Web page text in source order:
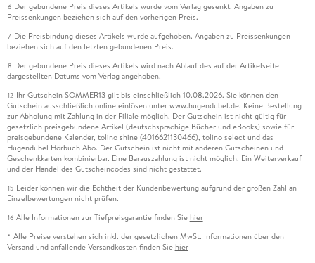
6 Der gebundene Preis dieses Artikels wurde vom Verlag gesenkt. Angaben zu
Preissenkungen beziehen sich auf den vorherigen Preis.
7 Die Preisbindung dieses Artikels wurde aufgehoben. Angaben zu Preissenkungen
beziehen sich auf den letzten gebundenen Preis.
8 Der gebundene Preis dieses Artikels wird nach Ablauf des auf der Artikelseite
dargestellten Datums vom Verlag angehoben.
12 Ihr Gutschein SOMMER13 gilt bis einschließlich 10.08.2026. Sie können den
Gutschein ausschließlich online einlösen unter www.hugendubel.de. Keine Bestellung
zur Abholung mit Zahlung in der Filiale möglich. Der Gutschein ist nicht gültig für
gesetzlich preisgebundene Artikel (deutschsprachige Bücher und eBooks) sowie für
preisgebundene Kalender, tolino shine (4016621130466), tolino select und das
Hugendubel Hörbuch Abo. Der Gutschein ist nicht mit anderen Gutscheinen und
Geschenkkarten kombinierbar. Eine Barauszahlung ist nicht möglich. Ein Weiterverkauf
und der Handel des Gutscheincodes sind nicht gestattet.
15 Leider können wir die Echtheit der Kundenbewertung aufgrund der großen Zahl an
Einzelbewertungen nicht prüfen.
16 Alle Informationen zur Tiefpreisgarantie finden Sie hier
* Alle Preise verstehen sich inkl. der gesetzlichen MwSt. Informationen über den
Versand und anfallende Versandkosten finden Sie hier